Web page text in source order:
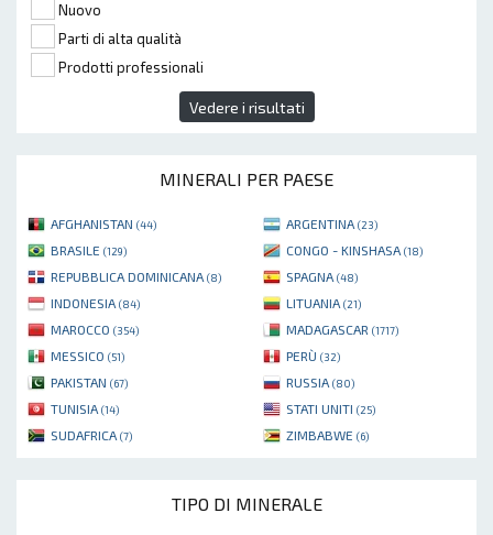
Nuovo
Parti di alta qualità
Prodotti professionali
Vedere i risultati
MINERALI PER PAESE
AFGHANISTAN (44) ARGENTINA (23)
BRASILE (129) CONGO - KINSHASA (18)
REPUBBLICA DOMINICANA (8) SPAGNA (48)
INDONESIA (84) LITUANIA (21)
MAROCCO (354) MADAGASCAR (1717)
MESSICO (51) PERÙ (32)
PAKISTAN (67) RUSSIA (80)
TUNISIA (14) STATI UNITI (25)
SUDAFRICA (7) ZIMBABWE (6)
TIPO DI MINERALE